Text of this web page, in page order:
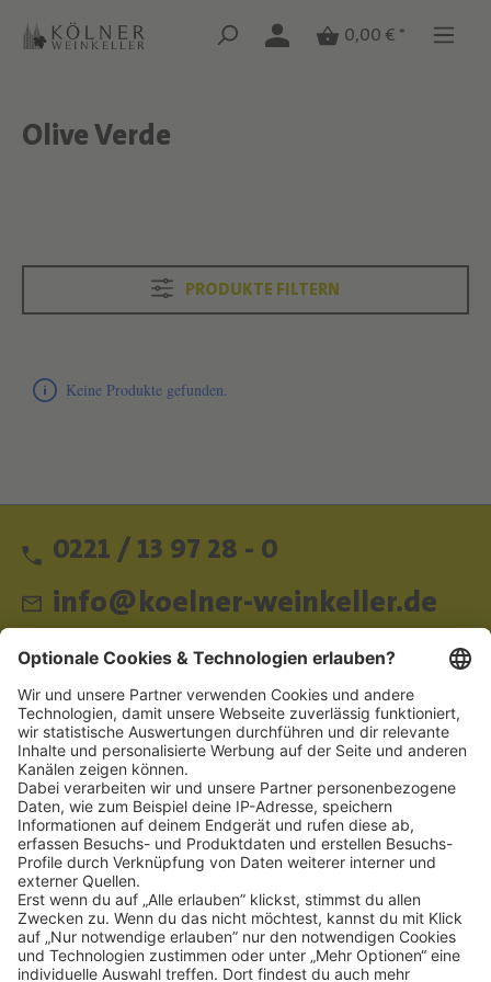
Zum Hauptinhalt springen
Zum Hauptinhalt springen
0,00 € *
Text überspringen
Olive Verde
Text überspringen
PRODUKTE FILTERN
Keine Produkte gefunden.
0221 / 13 97 28 - 0
info@koelner-weinkeller.de
Schnellzugriff
ZAHLUNGSMETHODEN
SOCIAL
NEWSLETTER
BESUCHEN SIE UNS